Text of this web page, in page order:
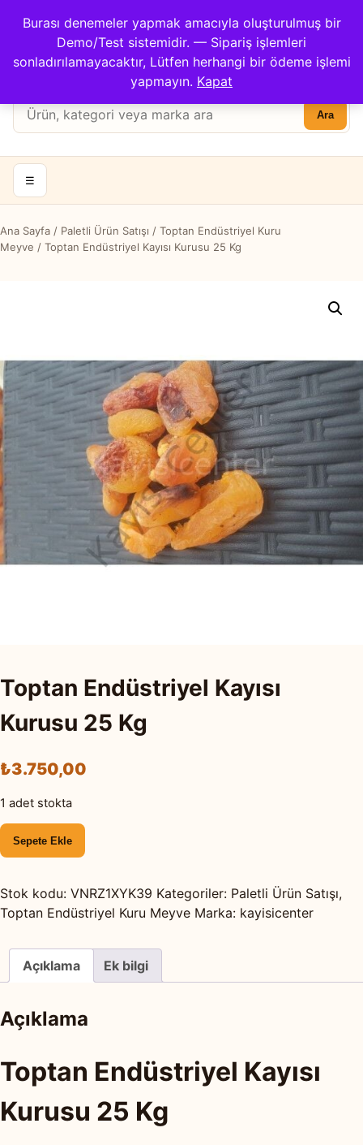
Burası denemeler yapmak amacıyla oluşturulmuş bir
Demo/Test sistemidir. — Sipariş işlemleri
sonladırılamayacaktır, Lütfen herhangi bir ödeme işlemi
yapmayın. Kapat
Kargom Nerede?İletişim
Apricot Center
Ürün
ara:
Ara
Hesabım
Sepet
☰
Ana Sayfa / Paletli Ürün Satışı / Toptan Endüstriyel Kuru
Meyve / Toptan Endüstriyel Kayısı Kurusu 25 Kg
Toptan Endüstriyel Kayısı
Kurusu 25 Kg
₺3.750,00
1 adet stokta
Toptan
Endüstriyel
Kurusu
25
adet
Sepete Ekle
Stok kodu: VNRZ1XYK39 Kategoriler: Paletli Ürün Satışı,
Toptan Endüstriyel Kuru Meyve Marka: kayisicenter
Açıklama Ek bilgi
Açıklama
Toptan Endüstriyel Kayısı
Kurusu 25 Kg